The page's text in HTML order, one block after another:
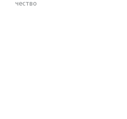
чест­во